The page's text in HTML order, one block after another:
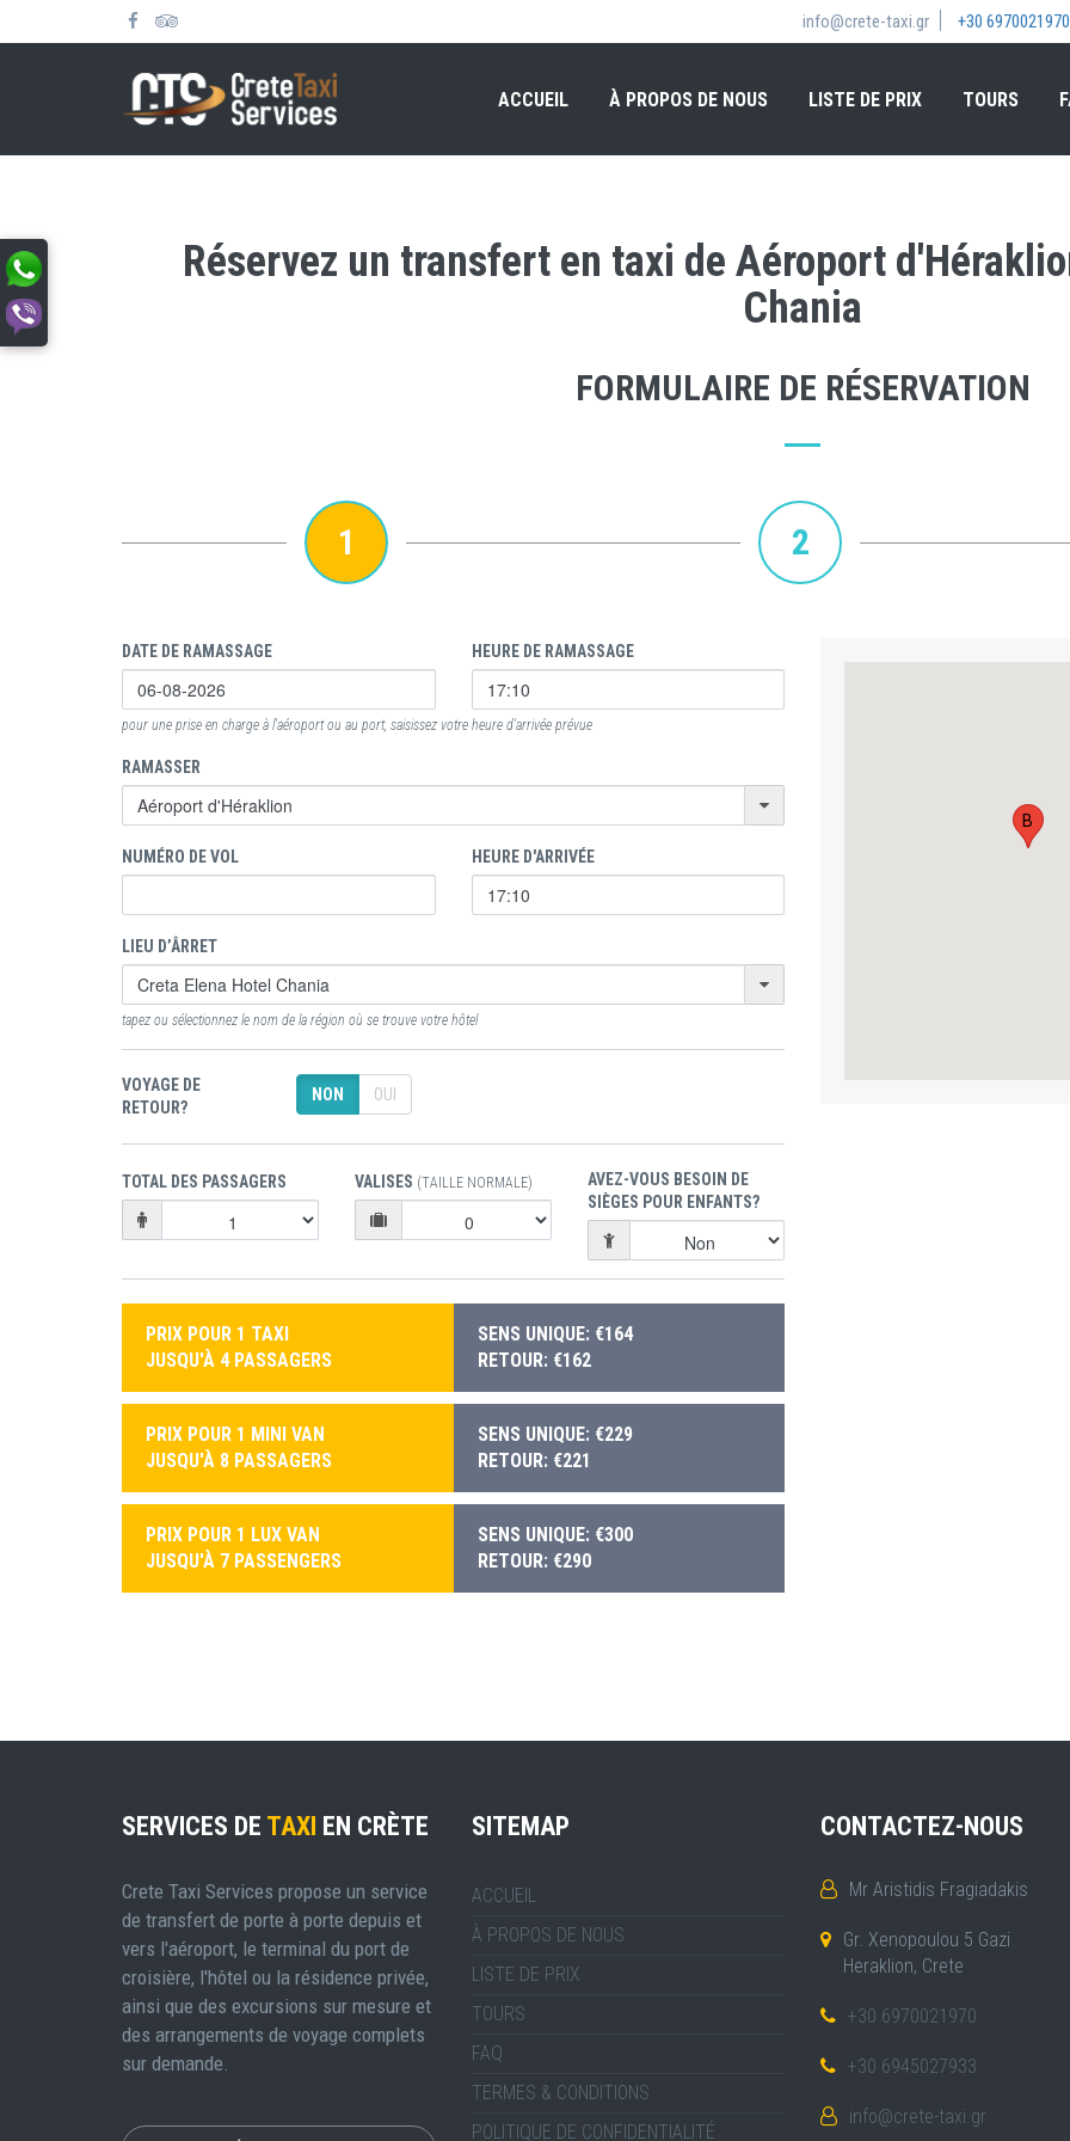
info@crete-taxi.gr +30 6970021970
ACCUEIL À PROPOS DE NOUS LISTE DE PRIX TOURS
Réservez un transfert en taxi de Aéroport
Chania
FORMULAIRE DE RÉSERVATION
1 2
DATE DE RAMASSAGE HEURE DE RAMASSAGE
pour une prise en charge à l'aéroport ou au port, saisissez votre heure d'arrivée prévue
RAMASSER
NUMÉRO DE VOL HEURE D'ARRIVÉE
LIEU D’ÂRRET
tapez ou sélectionnez le nom de la région où se trouve votre hôtel
VOYAGE DE
RETOUR?
NON OUI
TOTAL DES PASSAGERS VALISES (TAILLE NORMALE)
AVEZ-VOUS BESOIN DE
SIÈGES POUR ENFANTS?
PRIX POUR 1 TAXI
JUSQU'À 4 PASSAGERS
SENS UNIQUE: €164
RETOUR: €162
PRIX POUR 1 MINI VAN
JUSQU'À 8 PASSAGERS
SENS UNIQUE: €229
RETOUR: €221
PRIX POUR 1 LUX VAN
JUSQU'À 7 PASSENGERS
SENS UNIQUE: €300
RETOUR: €290
B
SERVICES DE TAXI EN CRÈTE
Crete Taxi Services propose un service
de transfert de porte à porte depuis et
vers l'aéroport, le terminal du port de
croisière, l'hôtel ou la résidence privée,
ainsi que des excursions sur mesure et
des arrangements de voyage complets
sur demande.
SITEMAP
ACCUEIL
À PROPOS DE NOUS
LISTE DE PRIX
TOURS
FAQ
TERMES & CONDITIONS
POLITIQUE DE CONFIDENTIALITÉ
CONTACTEZ-NOUS
Mr Aristidis Fragiadakis
Gr. Xenopoulou 5 Gazi
Heraklion, Crete
+30 6970021970
+30 6945027933
info@crete-taxi.gr